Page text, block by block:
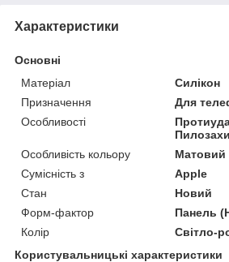
Характеристики
Основні
Матеріал
Силікон
Призначення
Для
Особливості
Особливість кольору
Матовий
Сумісність з
Apple
Стан
Новий
Форм-фактор
Панель
Колір
Світло-
Користувальницькі характеристики